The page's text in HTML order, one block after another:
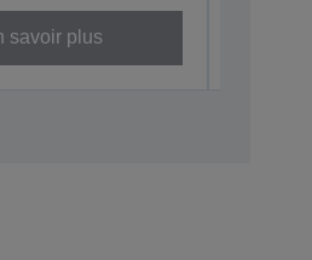
savoir plus